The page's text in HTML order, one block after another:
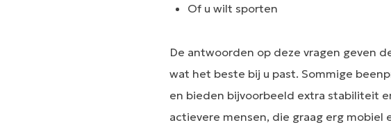
Of u wilt sporten
De antwoorden op deze vragen geven
wat het beste bij u past. Sommige
en bieden bijvoorbeeld extra stabiliteit
actievere mensen, die graag erg